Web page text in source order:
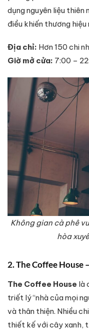
dụng nguyên liệu thiên
điều khiến thương
Địa chỉ: Hơn 150 chi
Giờ mở cửa: 7:00 –
Không gian cà phê
hòa
2. The Coffee House
The Coffee House là
triết lý “nhà của mọi
và thân thiện. Nhiều
thiết kế với cây xanh,